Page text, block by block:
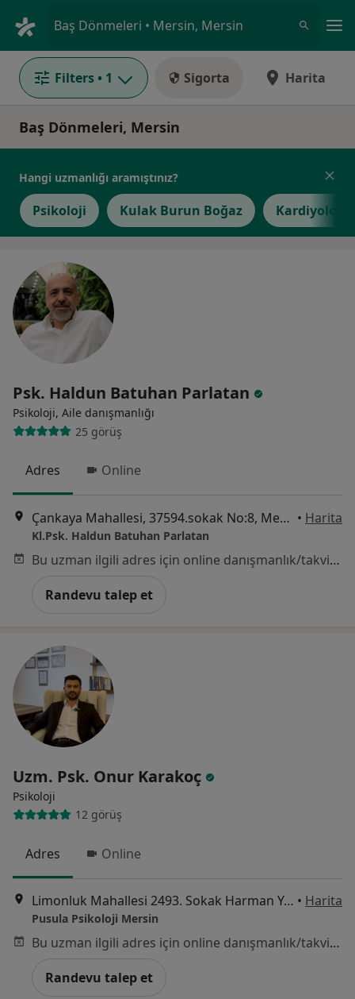
Baş Dönmeleri • Mersin, Mersin
Filters • 1 Sigorta Harita
Baş Dönmeleri, Mersin
Hangi uzmanlığı aramıştınız?
Psikoloji Kulak Burun Boğaz Kardiyoloji
Psk. Haldun Batuhan Parlatan
Psikoloji, Aile danışmanlığı
25 görüş
Adres Online
Çankaya Mahallesi, 37594.sokak No:8, Mersin • Harita
Kl.Psk. Haldun Batuhan Parlatan
Bu uzman ilgili adres için online danışmanlık/takvim sunmuyor.
Randevu talep et
Uzm. Psk. Onur Karakoç
Psikoloji
12 görüş
Adres Online
Limonluk Mahallesi 2493. Sokak Harman Yapı Konutları B Blok Kat: 5 D: 9, Mersin • Harita
Pusula Psikoloji Mersin
Bu uzman ilgili adres için online danışmanlık/takvim sunmuyor.
Randevu talep et